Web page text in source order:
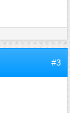
#3